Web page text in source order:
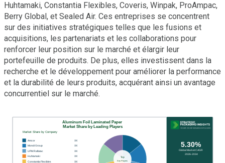
Huhtamaki, Constantia Flexibles, Coveris, Winpak, ProAmpac,
Berry Global, et Sealed Air. Ces entreprises se concentrent
sur des initiatives stratégiques telles que les fusions et
acquisitions, les partenariats et les collaborations pour
renforcer leur position sur le marché et élargir leur
portefeuille de produits. De plus, elles investissent dans la
recherche et le développement pour améliorer la performance
et la durabilité de leurs produits, acquérant ainsi un avantage
concurrentiel sur le marché.